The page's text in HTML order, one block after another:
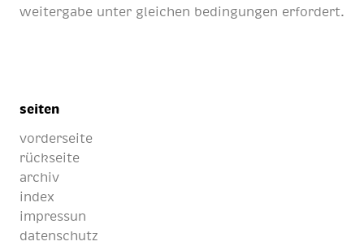
weitergabe unter gleichen bedingungen erfordert.
seiten
vorderseite
rückseite
archiv
index
impressun
datenschutz